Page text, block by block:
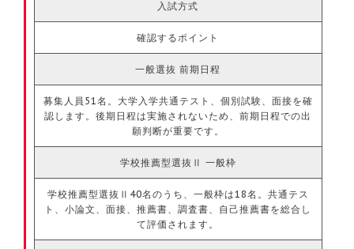
入試方式
確認するポイント
一般選抜 前期日程
募集人員51名。大学入学共通テスト、個別試験、面接を確
認します。後期日程は実施されないため、前期日程での出
願判断が重要です。
学校推薦型選抜Ⅱ 一般枠
学校推薦型選抜Ⅱ40名のうち、一般枠は18名。共通テス
ト、小論文、面接、推薦書、調査書、自己推薦書を総合し
て評価されます。